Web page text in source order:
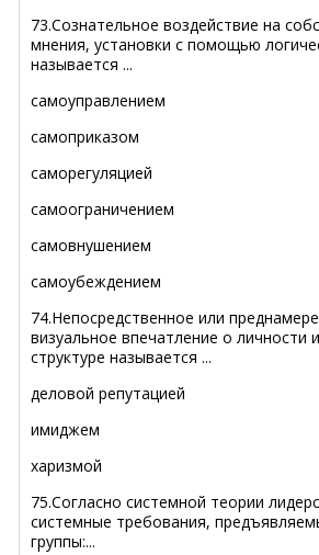
73.Сознательное воздействие на
мнения, установки с помощью
называется ...
самоуправлением
самоприказом
саморегуляцией
самоограничением
самовнушением
самоубеждением
74.Непосредственное или
визуальное впечатление о личности
структуре называется ...
деловой репутацией
имиджем
харизмой
75.Согласно системной теории
системные требования,
группы:...